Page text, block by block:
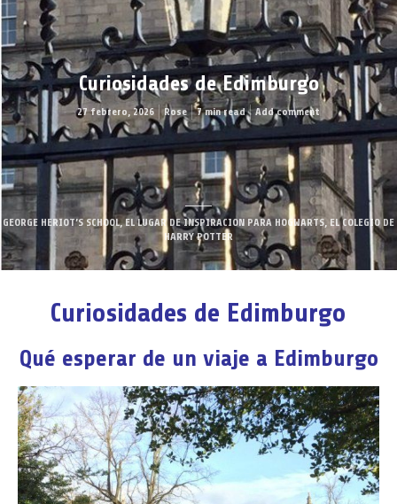
GEORGE HERIOT’S SCHOOL, EL LUGAR DE INSPIRACION PARA HOGWARTS, EL COLEGIO DE
HARRY POTTER
Curiosidades de Edimburgo
27 febrero, 2026 Rose 7 min read Add comment
Curiosidades de Edimburgo
Qué esperar de un viaje a Edimburgo